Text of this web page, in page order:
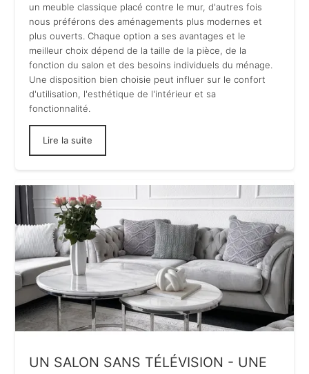
un meuble classique placé contre le mur, d'autres fois
nous préférons des aménagements plus modernes et
plus ouverts. Chaque option a ses avantages et le
meilleur choix dépend de la taille de la pièce, de la
fonction du salon et des besoins individuels du ménage.
Une disposition bien choisie peut influer sur le confort
d'utilisation, l'esthétique de l'intérieur et sa
fonctionnalité.
Lire la suite
UN SALON SANS TÉLÉVISION - UNE